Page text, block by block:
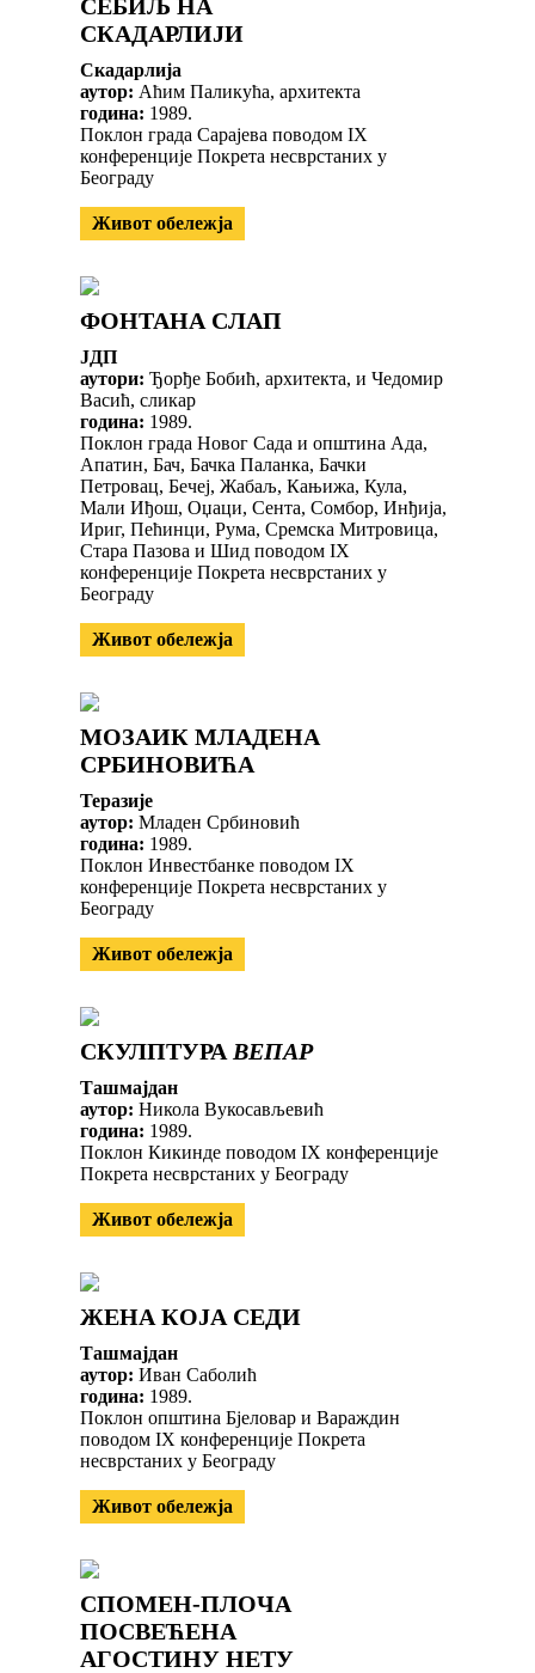
СЕБИЉ НА
СКАДАРЛИЈИ
Скадарлија
аутор: Аћим Паликућа, архитекта
година: 1989.
Поклон града Сарајева поводом IX
конференције Покрета несврстаних у
Београду
Живот обележја
ФОНТАНА СЛАП
ЈДП
аутори: Ђорђе Бобић, архитекта, и Чедомир
Васић, сликар
година: 1989.
Поклон града Новог Сада и општина Ада,
Апатин, Бач, Бачка Паланка, Бачки
Петровац, Бечеј, Жабаљ, Кањижа, Кула,
Мали Иђош, Оџаци, Сента, Сомбор, Инђија,
Ириг, Пећинци, Рума, Сремска Митровица,
Стара Пазова и Шид поводом IX
конференције Покрета несврстаних у
Београду
Живот обележја
МОЗАИК МЛАДЕНА
СРБИНОВИЋА
Теразије
аутор: Младен Србиновић
година: 1989.
Поклон Инвестбанке поводом IX
конференције Покрета несврстаних у
Београду
Живот обележја
СКУЛПТУРА ВЕПАР
Ташмајдан
аутор: Никола Вукосављевић
година: 1989.
Поклон Кикинде поводом IX конференције
Покрета несврстаних у Београду
Живот обележја
ЖЕНА КОЈА СЕДИ
Ташмајдан
аутор: Иван Саболић
година: 1989.
Поклон општина Бјеловар и Вараждин
поводом IX конференције Покрета
несврстаних у Београду
Живот обележја
СПОМЕН-ПЛОЧА
ПОСВЕЋЕНА
АГОСТИНУ НЕТУ